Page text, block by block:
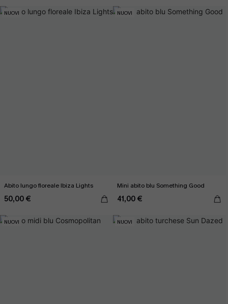
NUOVI
Abito lungo floreale Ibiza Lights
50,00 €
NUOVI
Mini abito blu Something Good
41,00 €
NUOVI NUOVI